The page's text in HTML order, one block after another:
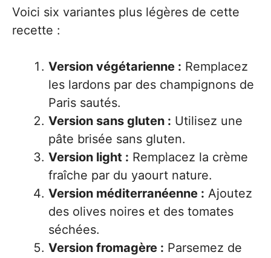
Voici six variantes plus légères de cette
recette :
Version végétarienne : Remplacez
les lardons par des champignons de
Paris sautés.
Version sans gluten : Utilisez une
pâte brisée sans gluten.
Version light : Remplacez la crème
fraîche par du yaourt nature.
Version méditerranéenne : Ajoutez
des olives noires et des tomates
séchées.
Version fromagère : Parsemez de